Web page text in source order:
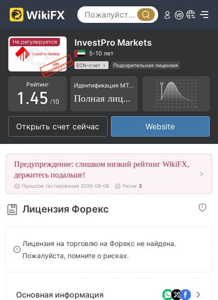
Не регулируется InvestPro Markets
5-10 лет
ECN-счет
Подозрительная лицензия
Основной стандарт MT4
Региональный трейдер
ВануатуЛицензия Торговли Forex (EP) распущен
Высокие потенциальные риски
Рейтинг
0
1
2
3
4
5
6
7
8
9
.
0
1
2
3
4
5
6
7
8
9
1
2
3
4
5
6
7
8
9
/10
Идентификация MT4/5
Полная лицензия
Открыть счет сейчас Website
Предупреждение: слишком низкий рейтинг WikiFX,
держитесь подальше!
Прошлое тестирование 2026-08-06 Риски 3
Лицензия Форекс
Лицензия на торговлю на Форекс не найдена.
Пожалуйста, помните о рисках.
Основная информация